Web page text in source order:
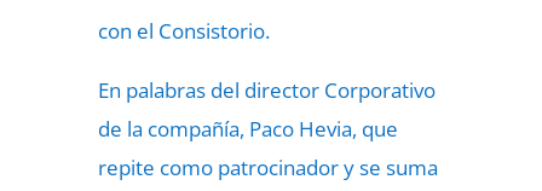
con el Consistorio.
En palabras del director Corporativo
de la compañía, Paco Hevia, que
repite como patrocinador y se suma